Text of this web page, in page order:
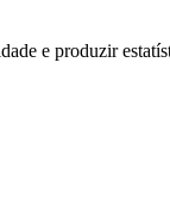
e produzir